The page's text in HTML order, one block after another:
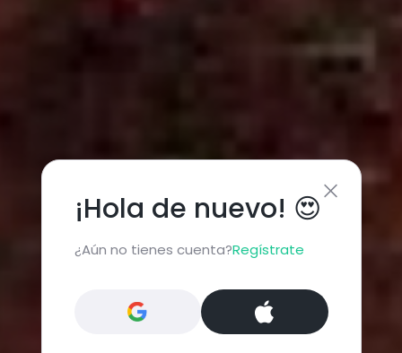
¡Hola de nuevo! 😍
¿Aún no tienes cuenta?Regístrate